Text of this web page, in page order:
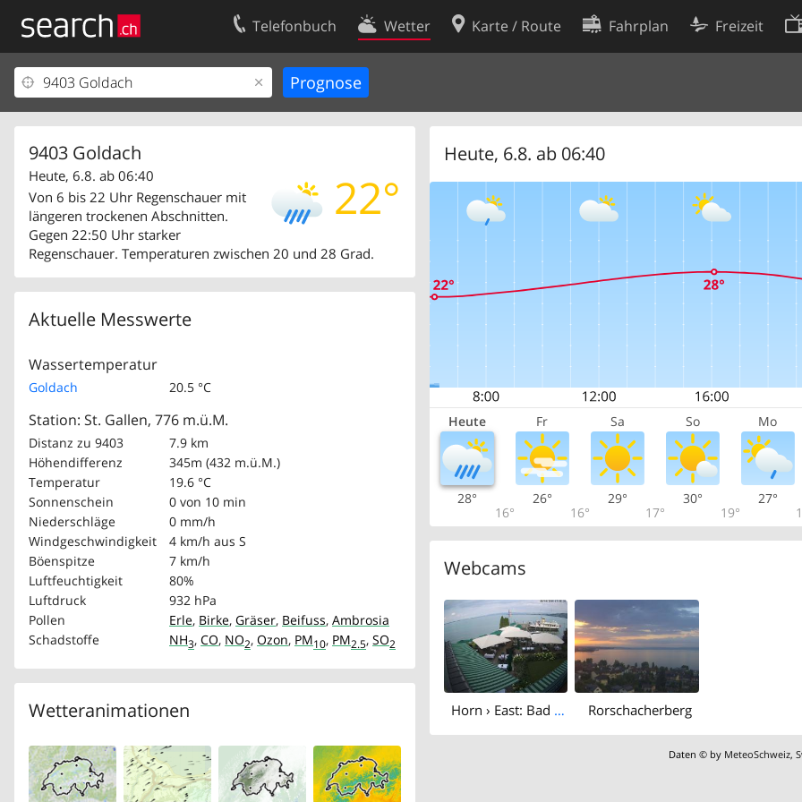
Telefonbuch Wetter Karte / Route Fahrplan Freizeit
9403 Goldach
22°
Heute, 6.8. ab 06:40
Von 6 bis 22 Uhr Regenschauer mit
längeren trockenen Abschnitten.
Gegen 22:50 Uhr starker
Regenschauer. Temperaturen zwischen 20 und 28 Grad.
Aktuelle Messwerte
Wassertemperatur
Goldach 20.5 °C
Station: St. Gallen, 776 m.ü.M.
Distanz zu 9403
7.9 km
Höhendifferenz
345m (432 m.ü.M.)
Temperatur
19.6 °C
Sonnenschein
0 von 10 min
Niederschläge
0 mm/h
Windgeschwindigkeit
4 km/h aus S
Böenspitze
7 km/h
Luftfeuchtigkeit
80%
Luftdruck
932 hPa
Pollen
Erle, Birke, Gräser, Beifuss, Ambrosia
Schadstoffe
NH3, CO, NO2, Ozon, PM10, PM2.5, SO2
Wetteranimationen
Heute, 6.8. ab 06:40
Heute Fr Sa So Mo
28°
16°
26°
16°
29°
17°
30°
19°
27°
Webcams
Horn › East: Bad - am Bodensee Rorschacherberg
Daten © by MeteoSchweiz,
Ihr Eintrag
Kundencenter Geschäftskunden
Kontakt
Nutzungsbedingungen
Cookie-Einstellungen